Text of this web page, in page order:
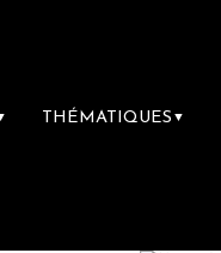
THÉMATIQUES ▼